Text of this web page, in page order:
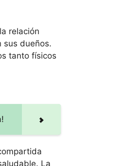
relación
sus dueños.
tanto físicos
La